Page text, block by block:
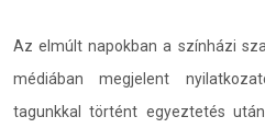
Az elmúlt napokban a színházi
médiában megjelent
tagunkkal történt egyeztetés